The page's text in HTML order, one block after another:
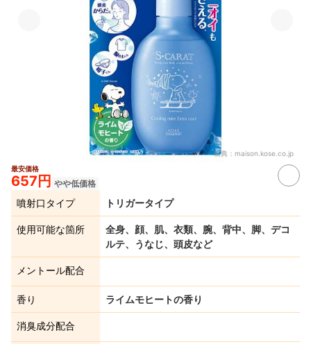
出典： maison.kose.co.jp
最安価格
657円 やや低価格
噴射口タイプ トリガータイプ
使用可能な箇所
全身、顔、肌、衣類、腕、背中、脚、デコ
ルテ、うなじ、頭皮など
メントール配合
香り ライムモヒートの香り
消臭成分配合